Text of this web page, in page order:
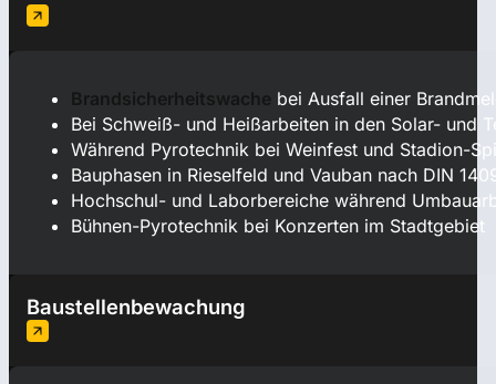
Brandsicherheitswache bei Ausfall einer
Bei Schweiß- und Heißarbeiten in den Solar- und
Während Pyrotechnik bei Weinfest und Stadion-
Bauphasen in Rieselfeld und Vauban nach DIN
Hochschul- und Laborbereiche während
Bühnen-Pyrotechnik bei Konzerten im Stadtgebiet
Baustellenbewachung